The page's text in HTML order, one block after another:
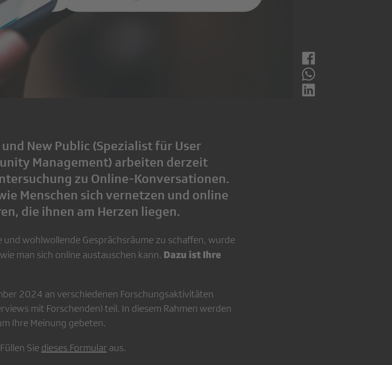
und New Public (Spezialist für User
Management) arbeiten derzeit
zu Online-Konversationen.
Menschen sich vernetzen und online
die ihnen am Herzen liegen.
wohlwollende Gesprächsräume zu schaffen, wurde
man sich online austauschen kann. Dazu ist Ihre
2024 an verschiedenen Forschungsaktivitäten
mit Forschenden) teil. In diesem Rahmen werden
Ihre Meinung gebeten.
Füllen Sie dieses Formular aus.